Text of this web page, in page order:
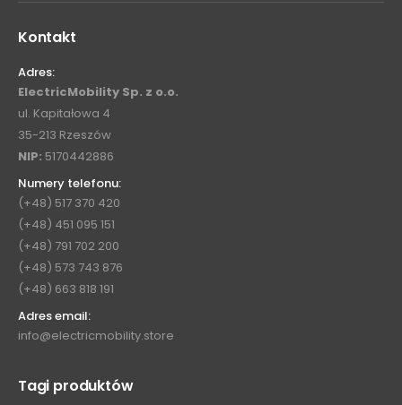
Kontakt
Adres:
ElectricMobility Sp. z o.o.
ul. Kapitałowa 4
35-213 Rzeszów
NIP: 5170442886
Numery telefonu:
(+48) 517 370 420
(+48) 451 095 151
(+48) 791 702 200
(+48) 573 743 876
(+48) 663 818 191
Adres email:
info@electricmobility.store
Tagi produktów